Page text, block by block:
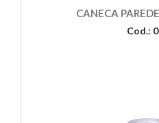
CANECA
Cod.: